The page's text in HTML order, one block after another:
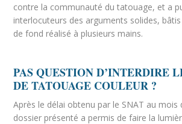
contre la communauté du tatouage, et a
interlocuteurs des arguments solides,
de fond réalisé à plusieurs mains.
PAS QUESTION D’INTERDIRE
DE TATOUAGE COULEUR ?
Après le délai obtenu par le SNAT au mois
dossier présenté a permis de faire la